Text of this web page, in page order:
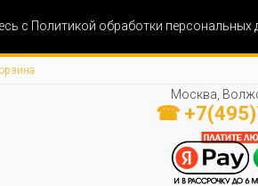
с Политикой обработки персональных
Москва,
☎